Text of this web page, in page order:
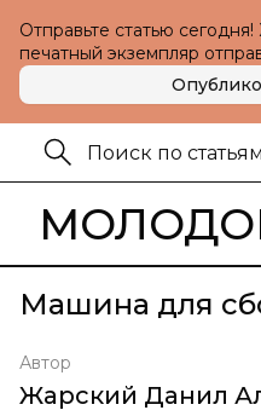
Отправьте статью
печатный экземпляр
Машина для
Автор
Жарский Данил